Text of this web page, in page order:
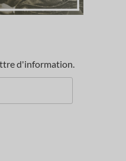
d'information.